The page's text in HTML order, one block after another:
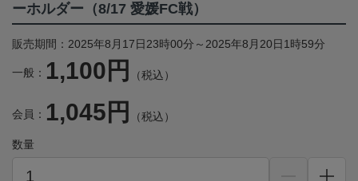
ーホルダー（8/17 愛媛FC戦）
販売期間：2025年8月17日23時00分～2025年8月20日1時59分
一般： 1,100円 （税込）
会員： 1,045円 （税込）
数量